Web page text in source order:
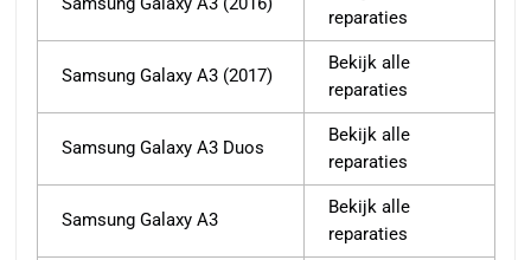
reparaties
Samsung Galaxy A3 (2017)
Bekijk alle
reparaties
Samsung Galaxy A3 Duos
Bekijk alle
reparaties
Samsung Galaxy A3
Bekijk alle
reparaties